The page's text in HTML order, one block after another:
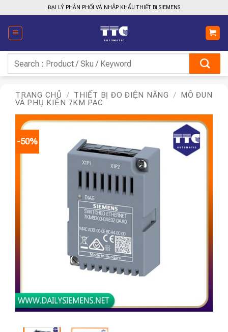
qua
nội
dung
ĐẠI LÝ PHÂN PHỐI VÀ NHẬP KHẨU THIẾT BỊ SIEMENS
kiếm:
TRANG CHỦ / THIẾT BỊ ĐO ĐIỆN NĂNG / MÔ ĐUN
VÀ PHỤ KIỆN 7KM PAC
-50%